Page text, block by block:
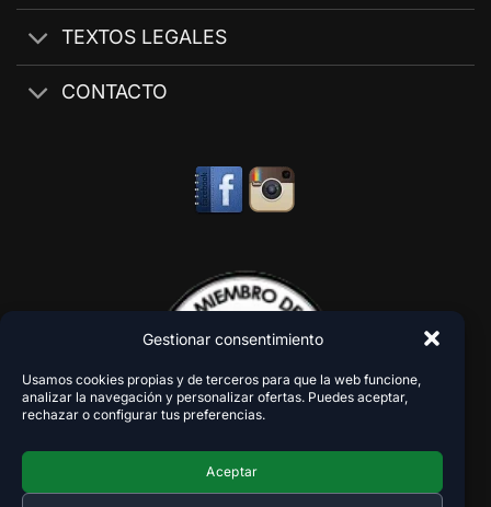
Gestionar consentimiento
Usamos cookies propias y de terceros para que la web funcione,
analizar la navegación y personalizar ofertas. Puedes aceptar,
rechazar o configurar tus preferencias.
Aceptar
TEXTOS LEGALES
CONTACTO